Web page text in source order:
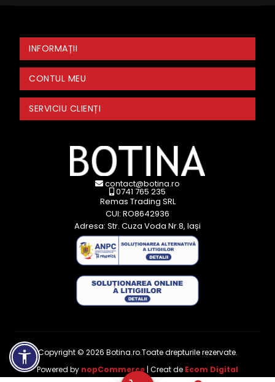
INFORMAȚII
CONTUL MEU
SERVICIU CLIENȚI
contact@botina.ro
0741 765 235
Remas Trading SRL
CUI: RO8642936
Adresa: Str. Cuza Voda Nr.8, Iași
Copyright © 2026 Botina.ro.Toate drepturile rezervate.
Powered by nopCommerce | Creat de Ecom Digital